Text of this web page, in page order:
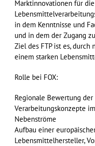
Marktinnovationen für die
in dem Kenntnisse und
und in dem der Zugang
Ziel des FTP ist es, durch
einem starken
Rolle bei FOX:
Regionale Bewertung
Verarbeitungskonzepte
Nebenströme
Aufbau einer
Lebensmittelhersteller,